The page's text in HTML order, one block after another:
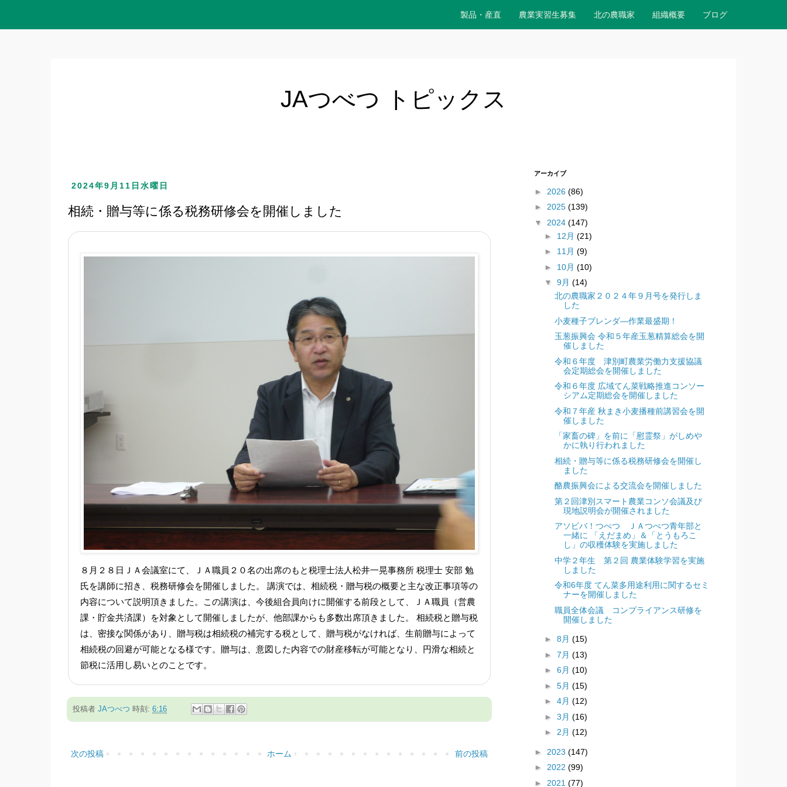
製品・産直 農業実習生募集 北の農職家 組織概要 ブログ
JAつべつ トピックス
2024年9月11日水曜日
相続・贈与等に係る税務研修会を開催しました
８月２８日ＪＡ会議室にて、ＪＡ職員２０名の出席のもと税理士法人松井一晃事務所 税理士 安部 勉
氏を講師に招き、税務研修会を開催しました。 講演では、相続税・贈与税の概要と主な改正事項等の
内容について説明頂きました。この講演は、今後組合員向けに開催する前段として、ＪＡ職員（営農
課・貯金共済課）を対象として開催しましたが、他部課からも多数出席頂きました。 相続税と贈与税
は、密接な関係があり、贈与税は相続税の補完する税として、贈与税がなければ、生前贈与によって
相続税の回避が可能となる様です。贈与は、意図した内容での財産移転が可能となり、円滑な相続と
節税に活用し易いとのことです。
投稿者 JAつべつ 時刻: 6:16
次の投稿 前の投稿
ホーム
アーカイブ
► 2026 (86)
► 2025 (139)
▼ 2024 (147)
► 12月 (21)
► 11月 (9)
► 10月 (10)
▼ 9月 (14)
北の農職家２０２４年９月号を発行しま
した
小麦種子ブレンダ―作業最盛期！
玉葱振興会 令和５年産玉葱精算総会を開
催しました
令和６年度 津別町農業労働力支援協議
会定期総会を開催しました
令和６年度 広域てん菜戦略推進コンソー
シアム定期総会を開催しました
令和７年産 秋まき小麦播種前講習会を開
催しました
「家畜の碑」を前に「慰霊祭」がしめや
かに執り行われました
相続・贈与等に係る税務研修会を開催し
ました
酪農振興会による交流会を開催しました
第２回津別スマート農業コンソ会議及び
現地説明会が開催されました
アソビバ！つべつ ＪＡつべつ青年部と
一緒に 「えだまめ」＆「とうもろこ
し」の収穫体験を実施しました
中学２年生 第２回 農業体験学習を実施
しました
令和6年度 てん菜多用途利用に関するセミ
ナーを開催しました
職員全体会議 コンプライアンス研修を
開催しました
► 8月 (15)
► 7月 (13)
► 6月 (10)
► 5月 (15)
► 4月 (12)
► 3月 (16)
► 2月 (12)
► 2023 (147)
► 2022 (99)
► 2021 (77)